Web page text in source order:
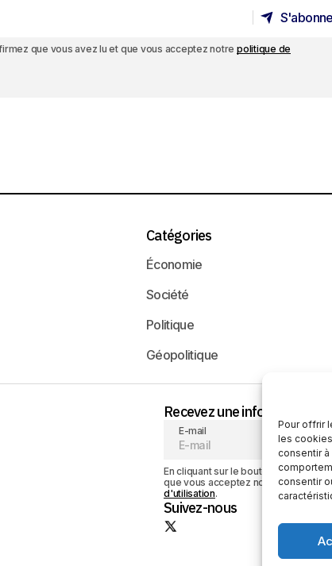
Pour offrir
les
consentir
consentir
que vous avez lu et que vous acceptez notrepolitique de
Catégories
Économie
Société
Politique
Géopolitique
Recevez une information
E-mail
En cliquant sur le bouton «
que vous acceptez notrepolitique
d'utilisation.
Suivez-nous